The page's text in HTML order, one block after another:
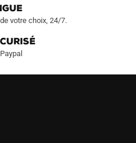
votre choix, 24/7.